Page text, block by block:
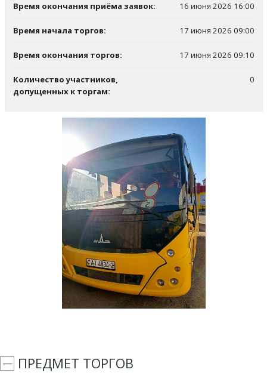
Время окончания приёма заявок: 16 июня 2026 16:00
Время начала торгов: 17 июня 2026 09:00
Время окончания торгов: 17 июня 2026 09:10
Количество участников,
допущенных к торгам:
0
ПРЕДМЕТ ТОРГОВ